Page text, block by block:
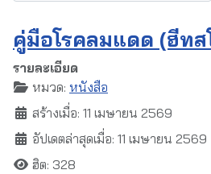
คู่มือโรคลมแดด (ฮีทส
รายละเอียด
หมวด: หนังสือ
สร้างเมื่อ: 11 เมษายน 2569
อัปเดตล่าสุดเมื่อ: 11 เมษายน 2569
ฮิต: 328